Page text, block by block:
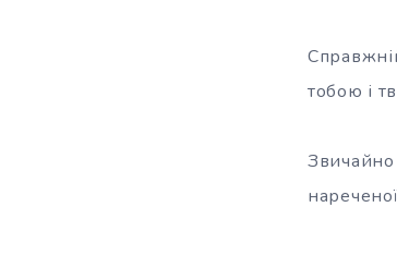
тобою і